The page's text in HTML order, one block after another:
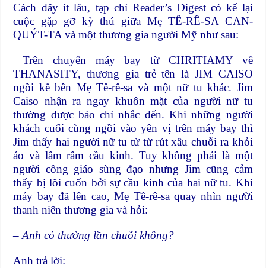
Cách đây ít lâu, tạp chí Reader’s Digest có kể lại
cuộc gặp gỡ kỳ thú giữa Mẹ TÊ-RÊ-SA CAN-
QUÝT-TA và một thương gia người Mỹ như sau:
Trên chuyến máy bay từ CHRITIAMY về
THANASITY, thương gia trẻ tên là JIM CAISO
ngồi kề bên Mẹ Tê-rê-sa và một nữ tu khác. Jim
Caiso nhận ra ngay khuôn mặt của người nữ tu
thường được báo chí nhắc đến. Khi những người
khách cuối cùng ngồi vào yên vị trên máy bay thì
Jim thấy hai người nữ tu từ từ rút xâu chuỗi ra khỏi
áo và lâm râm cầu kinh. Tuy không phải là một
người công giáo sùng đạo nhưng Jim cũng cảm
thấy bị lôi cuốn bởi sự cầu kinh của hai nữ tu. Khi
máy bay đã lên cao, Mẹ Tê-rê-sa quay nhìn người
thanh niên thương gia và hỏi:
– Anh có thường lần chuỗi không?
Anh trả lời: